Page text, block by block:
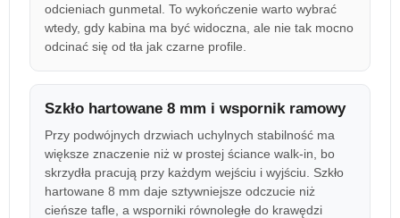
odcieniach gunmetal. To wykończenie warto wybrać
wtedy, gdy kabina ma być widoczna, ale nie tak mocno
odcinać się od tła jak czarne profile.
Szkło hartowane 8 mm i wspornik ramowy
Przy podwójnych drzwiach uchylnych stabilność ma
większe znaczenie niż w prostej ściance walk-in, bo
skrzydła pracują przy każdym wejściu i wyjściu. Szkło
hartowane 8 mm daje sztywniejsze odczucie niż
cieńsze tafle, a wsporniki równoległe do krawędzi